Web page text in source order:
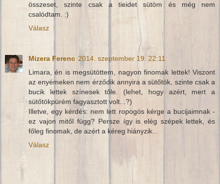
összeset, szinte csak a tieidet sütöm és még nem
csalódtam. :)
Válasz
Mizera Ferenc 2014. szeptember 19. 22:11
Limara, én is megsütöttem, nagyon finomak lettek! Viszont
az enyémeken nem érződik annyira a sütőtök, szinte csak a
bucik lettek színesek tőle. (lehet, hogy azért, mert a
sütőtökpürém fagyasztott volt...?)
Illetve, egy kérdés: nem lett ropogós kérge a bucijaimnak -
ez vajon mitől függ? Persze így is elég szépek lettek, és
főleg finomak, de azért a kéreg hiányzik...
Válasz